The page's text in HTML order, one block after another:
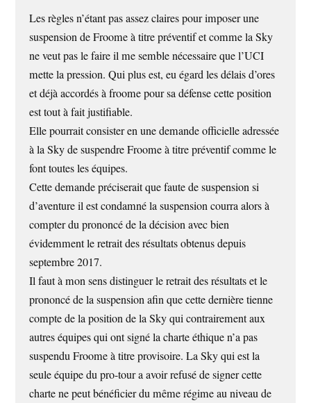
Les règles n’étant pas assez claires pour imposer une
suspension de Froome à titre préventif et comme la Sky
ne veut pas le faire il me semble nécessaire que l’UCI
mette la pression. Qui plus est, eu égard les délais d’ores
et déjà accordés à froome pour sa défense cette position
est tout à fait justifiable.
Elle pourrait consister en une demande officielle adressée
à la Sky de suspendre Froome à titre préventif comme le
font toutes les équipes.
Cette demande préciserait que faute de suspension si
d’aventure il est condamné la suspension courra alors à
compter du prononcé de la décision avec bien
évidemment le retrait des résultats obtenus depuis
septembre 2017.
Il faut à mon sens distinguer le retrait des résultats et le
prononcé de la suspension afin que cette dernière tienne
compte de la position de la Sky qui contrairement aux
autres équipes qui ont signé la charte éthique n’a pas
suspendu Froome à titre provisoire. La Sky qui est la
seule équipe du pro-tour a avoir refusé de signer cette
charte ne peut bénéficier du même régime au niveau de